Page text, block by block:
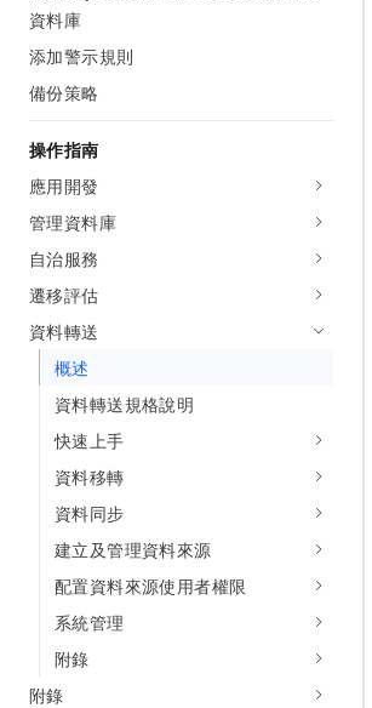
資料庫
添加警示規則
備份策略
操作指南
應用開發
管理資料庫
自治服務
遷移評估
資料轉送
概述
資料轉送規格說明
快速上手
資料移轉
資料同步
建立及管理資料來源
配置資料來源使用者權限
系統管理
附錄
附錄